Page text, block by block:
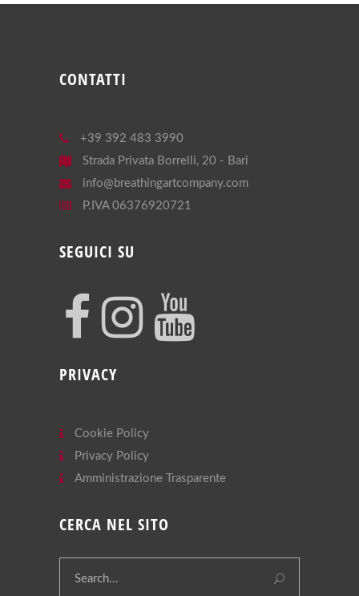
CONTATTI
+39 392 483 3990
Strada Privata Borrelli, 20 - Bari
info@breathingartcompany.com
P.IVA 06376920721
SEGUICI SU
PRIVACY
Cookie Policy
Privacy Policy
Amministrazione Trasparente
CERCA NEL SITO